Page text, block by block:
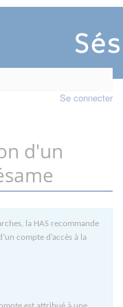
Se connecter
d'un
la HAS recommande
compte d’accès à la